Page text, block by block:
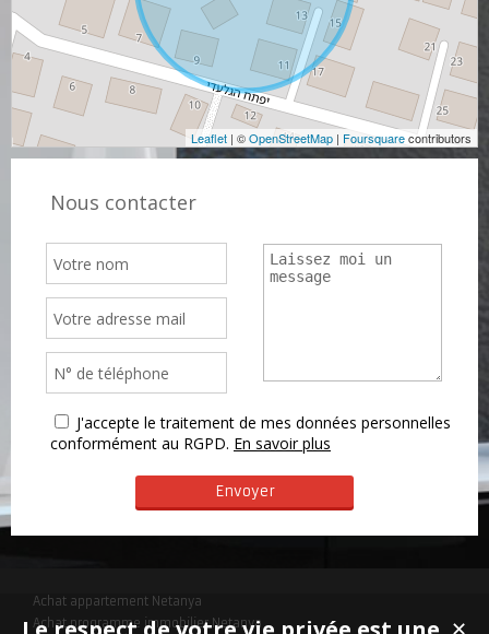
Leaflet | ©OpenStreetMap | Foursquarecontributors
Nous contacter
J'accepte le traitement de mes données personnelles
conformément au RGPD. En savoir plus
Achat appartement Netanya
Achat programme immobilier Netanya
✕